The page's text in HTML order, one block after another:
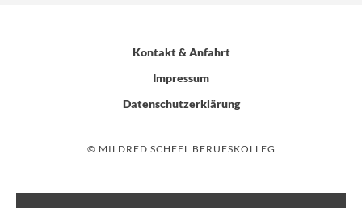
Kontakt & Anfahrt
Impressum
Datenschutzerklärung
© MILDRED SCHEEL BERUFSKOLLEG